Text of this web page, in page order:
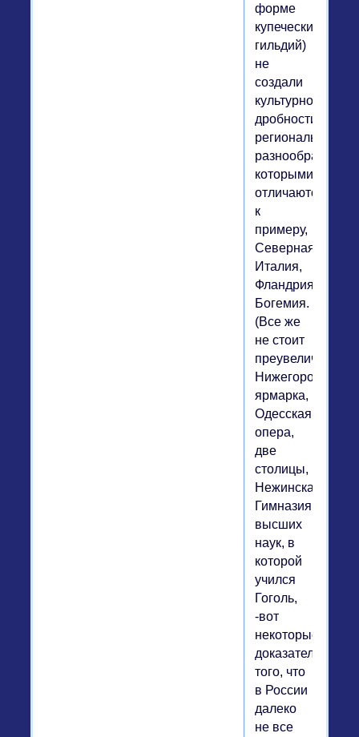
форме
купеческих
гильдий)
не
создали
культурной
дробности,
регионального
разнообразия,
которыми
отличаются,
к
примеру,
Северная
Италия,
Фландрия,
Богемия.
(Все же
не стоит
преувеличивать:
Нижегородская
ярмарка,
Одесская
опера,
две
столицы,
Нежинская
Гимназия
высших
наук, в
которой
учился
Гоголь,
-вот
некоторые
доказательства
того, что
в России
далеко
не все